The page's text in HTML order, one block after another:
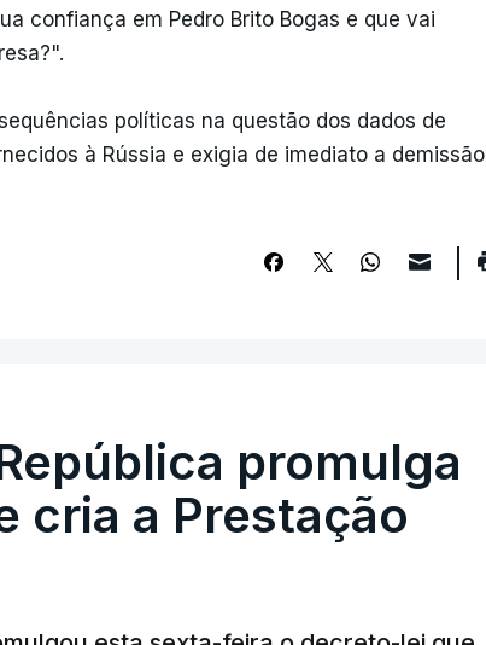
confiança em Pedro Brito Bogas e que vai
políticas na questão dos dados de
à Rússia e exigia de imediato a demissão
promulga
cria a Prestação